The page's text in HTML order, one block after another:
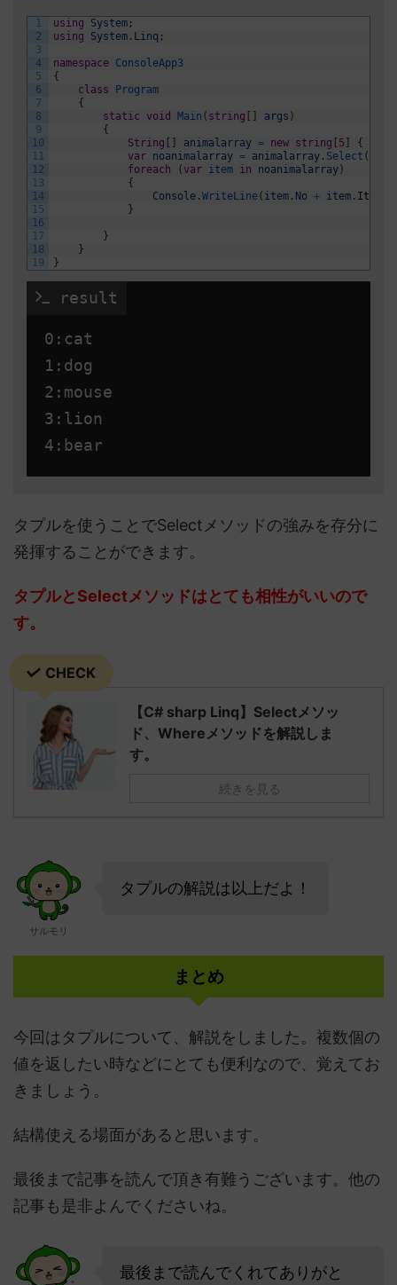
1
2
3
4
5
6
7
8
9
10
11
12
13
14
15
16
17
18
19
using System ;
using
System . Linq ;
namespace ConsoleApp3
{
class
Program
{
static
void Main ( string [ ] args )
{
String [ ] animalarray = new string [ 5 ] {
var noanimalarray = animalarray . Select (
foreach
( var item in noanimalarray)
{
Console . WriteLine( item . No + item . Item2
}
}
}
}
result
0:cat
1:dog
2:mouse
3:lion
タプルを使うことでSelectメソッドの強みを存分に
発揮することができます。
タプルとSelectメソッドはとても相性がいいので
す。
CHECK
【C# sharp Linq】Selectメソッ
ド、Whereメソッドを解説しま
す。
続きを見る
サルモリ
タプルの解説は以上だよ！
まとめ
今回はタプルについて、解説をしました。複数個の
値を返したい時などにとても便利なので、覚えてお
きましょう。
結構使える場面があると思います。
最後まで記事を読んで頂き有難うございます。他の
記事も是非よんでくださいね。
最後まで読んでくれてありがと